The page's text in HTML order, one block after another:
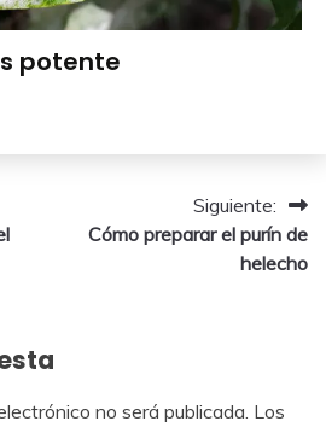
potente
Siguiente:
Cómo preparar el purín de
helecho
no será publicada. Los